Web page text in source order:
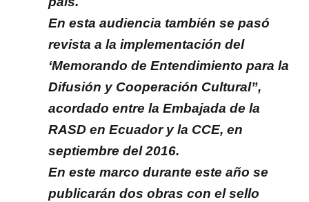
En esta audiencia también se pasó
revista a la implementación del
‘Memorando de Entendimiento para la
Difusión y Cooperación Cultural”,
acordado entre la Embajada de la
RASD en Ecuador y la CCE, en
septiembre del 2016.
En este marco durante este año se
publicarán dos obras con el sello